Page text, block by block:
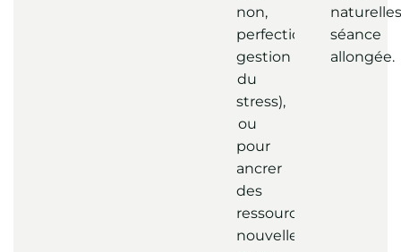
non,
perfectionnisme,
gestion
du
stress),
ou
pour
ancrer
des
ressources
nouvelles.
séance
allongée.